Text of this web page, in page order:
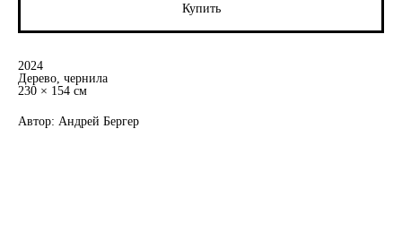
Купить
2024
Дерево, чернила
230 × 154 см
Автор: Андрей Бергер